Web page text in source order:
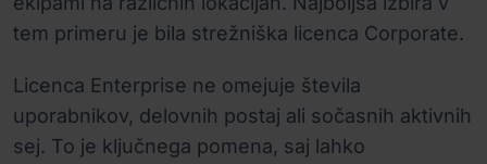
tem primeru je bila strežniška licenca Corporate.
Licenca Enterprise ne omejuje števila
uporabnikov, delovnih postaj ali sočasnih aktivnih
sej. To je ključnega pomena, saj lahko